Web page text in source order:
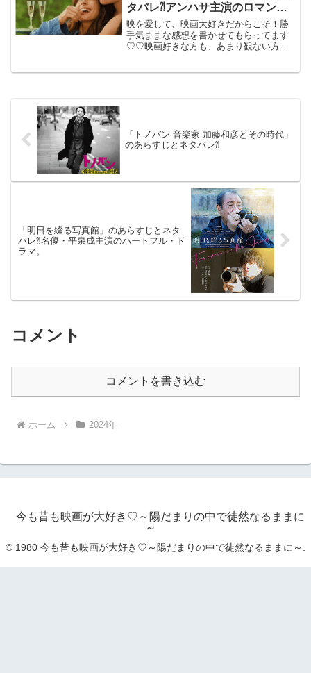
タバレ⁈アンハサ主演のロマンチ
ック・コメディ。
映を愛して、映画大好きだからこそ！勝
手気ままな感想を書かせてもらってます
♡♡映画好きな方も、あまり観ない方も
「トノバン 音楽家 加藤和彦とその時代」
のあらすじとネタバレ⁈
「明日を綴る写真館」のあらすじとネタ
バレ⁈名優・平泉成主演のハートフル・ド
ラマ。
コメント
コメントを書き込む
ホーム 2024年
今も昔も映画が大好き♡～陽だまりの中で徒然なるままに
～
© 1980 今も昔も映画が大好き♡～陽だまりの中で徒然なるままに～.